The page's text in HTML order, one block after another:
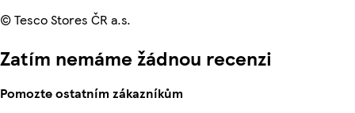
© Tesco Stores ČR a.s.
Zatím nemáme žádnou recenzi
Pomozte ostatním zákazníkům